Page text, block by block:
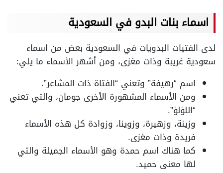
اسماء بنات البدو في السعودية
لدى الفتيات البدويات في السعودية بعض من اسماء
سعودية غريبة وذات مغزى، ومن أشهر الأسماء ما يلي:
اسم “رهيفة” وتعني “الفتاة ذات المشاعر”.
ومن الأسماء المشهورة الأخرى جومان، والتي تعني
“اللؤلؤ”.
وزينة، وزهيرة، وزوينا، وزوادة كل هذه الأسماء
فريدة وذات مغزى.
كما هناك اسم حمدة وهو الأسماء الجميلة والتي
لها معنى حميد.